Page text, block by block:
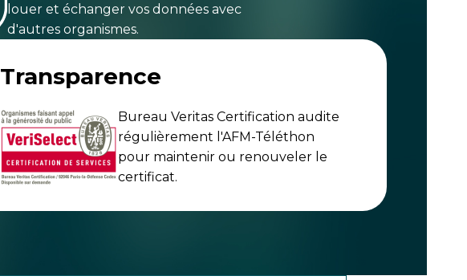
louer et échanger vos données avec
d'autres organismes.
Transparence
Bureau Veritas Certification audite
régulièrement l'AFM-Téléthon
pour maintenir ou renouveler le
certificat.